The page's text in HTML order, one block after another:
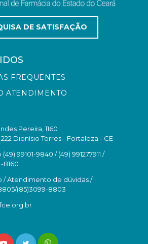
DE SATISFAÇÃO
FREQUENTES
ATENDIMENTO
Pereira, 1160
222 Dionísio Torres - Fortaleza - CE
99101-9840 / (49) 991277911 /
8160
/ Atendimento de dúvidas /
(85)3099-8803